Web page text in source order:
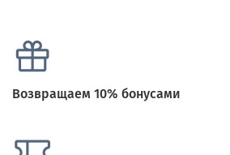
Возвращаем 10% бонусами